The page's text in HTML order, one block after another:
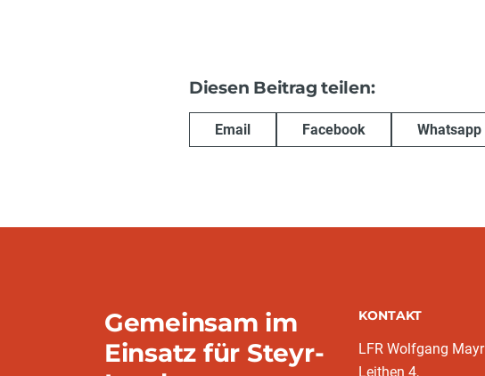
Diesen Beitrag teilen:
Email Facebook Whatsapp
Gemeinsam im
Einsatz für Steyr-
KONTAKT
LFR Wolfgang Mayr
Leithen 4,